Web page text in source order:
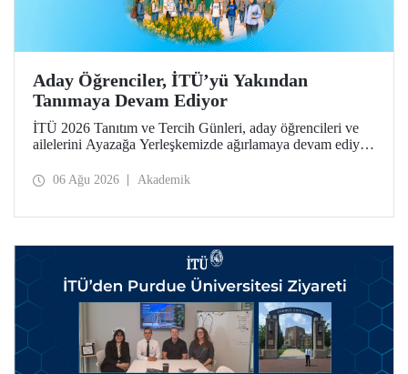
Aday Öğrenciler, İTÜ’yü Yakından
Tanımaya Devam Ediyor
İTÜ 2026 Tanıtım ve Tercih Günleri, aday öğrencileri ve
ailelerini Ayazağa Yerleşkemizde ağırlamaya devam ediyor.
ilgili fakülte ve birimler adaylara bilgi vermeye devam
06 Ağu 2026 Akademik